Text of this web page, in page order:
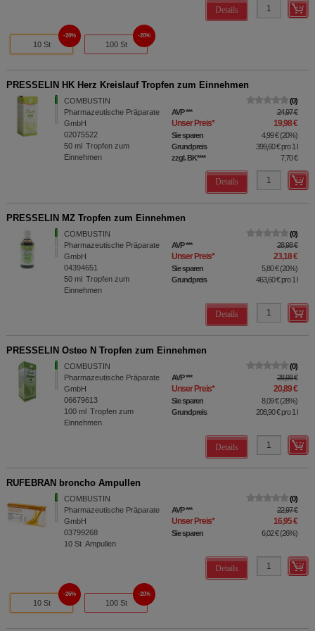
Details
10 St
20%
100 St
20%
PRESSELIN HK Herz Kreislauf Tropfen zum Einnehmen
COMBUSTIN
Pharmazeutische Präparate
GmbH
02075522
50 ml Tropfen zum
Einnehmen
0
AVP*** 24,97 €
Unser Preis* 19,98 €
Sie sparen 4,99 €(20%)
Grundpreis
399,60 €pro 1 l
zzgl. BK**** 7,70 €
Details
PRESSELIN MZ Tropfen zum Einnehmen
COMBUSTIN
Pharmazeutische Präparate
GmbH
04394651
50 ml Tropfen zum
Einnehmen
0
AVP*** 28,98 €
Unser Preis* 23,18 €
Sie sparen 5,80 €(20%)
Grundpreis
463,60 €pro 1 l
Details
PRESSELIN Osteo N Tropfen zum Einnehmen
COMBUSTIN
Pharmazeutische Präparate
GmbH
06679613
100 ml Tropfen zum
Einnehmen
0
AVP*** 28,98 €
Unser Preis* 20,89 €
Sie sparen 8,09 €(28%)
Grundpreis
208,90 €pro 1 l
Details
RUFEBRAN broncho Ampullen
COMBUSTIN
Pharmazeutische Präparate
GmbH
03799268
10 St Ampullen
0
AVP*** 22,97 €
Unser Preis* 16,95 €
Sie sparen 6,02 €(26%)
Details
10 St
26%
100 St
20%